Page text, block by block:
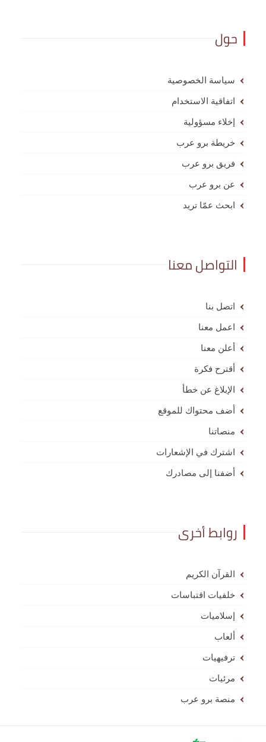
حول
سياسة الخصوصية
اتفاقية الاستخدام
إخلاء مسؤولية
خريطة برو عرب
فريق برو عرب
عن برو عرب
ابحث عمّا تريد
التواصل معنا
اتصل بنا
اعمل معنا
أعلن معنا
أقترح فكرة
الإبلاغ عن خطأ
أضف محتواك للموقع
منصاتنا
اشترك في الإشعارات
أضفنا إلى مصادرك
روابط أخرى
القرآن الكريم
خلفيات اقتباسات
إسلاميات
ألعاب
ترفيهيات
مرئيات
منصة برو عرب